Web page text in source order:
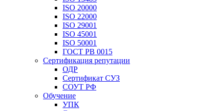
ISO 20000
ISO 22000
ISO 29001
ISO 45001
ISO 50001
ГОСТ РВ 0015
Сертификация репутации
ОДР
Сертификат СУЗ
СОУТ РФ
Обучение
УПК